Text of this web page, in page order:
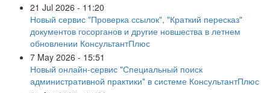
21 Jul 2026 - 11:20
Новый сервис "Проверка ссылок", "Краткий пересказ"
документов госорганов и другие новшества в летнем
обновлении КонсультантПлюс
7 May 2026 - 15:51
Новый онлайн-сервис "Специальный поиск
административной практики" в системе КонсультантПлюс